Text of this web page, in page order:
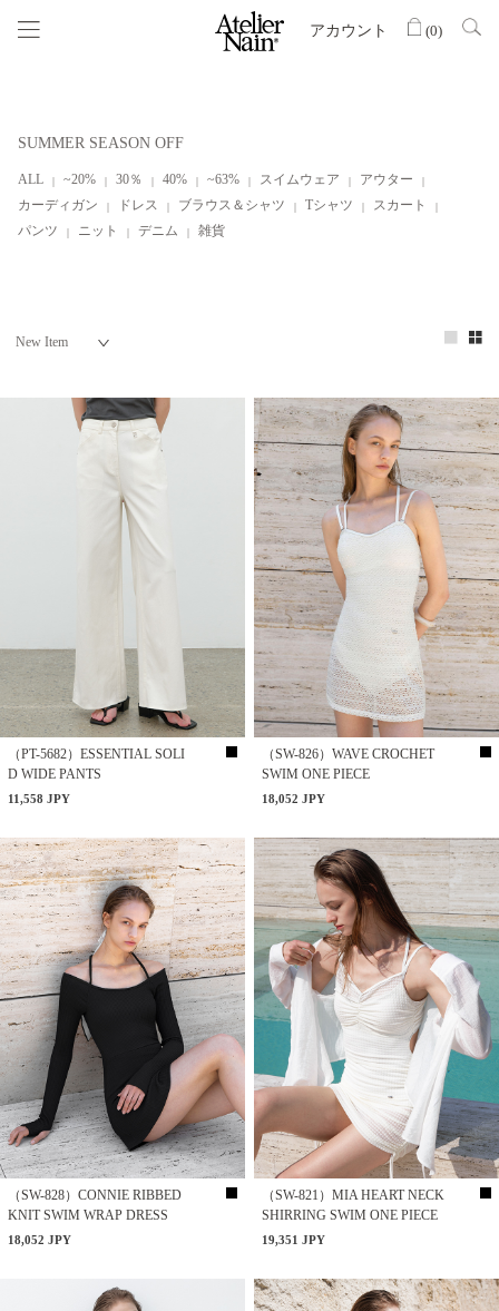
アカウント (0)
SUMMER SEASON OFF
ALL ~20% 30％ 40% ~63% スイムウェア
アウター
カーディガン
ドレス ブラウス＆シャツ Tシャツ
スカート
パンツ
ニット デニム 雑貨
（PT-5682）ESSENTIAL SOLI
D WIDE PANTS
11,558 JPY
（SW-826）WAVE CROCHET
SWIM ONE PIECE
18,052 JPY
（SW-828）CONNIE RIBBED
KNIT SWIM WRAP DRESS
18,052 JPY
（SW-821）MIA HEART NECK
SHIRRING SWIM ONE PIECE
19,351 JPY